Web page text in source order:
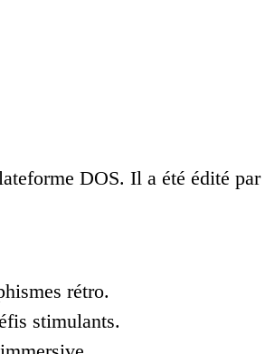
DOS. Il a été édité par
rétro.
stimulants.